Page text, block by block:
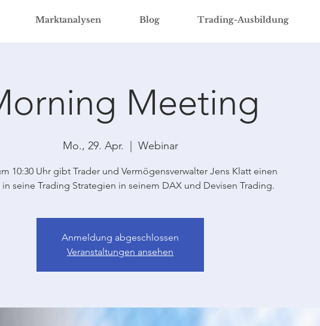
Marktanalysen Blog Trading-Ausbildung
Meeting
Mo., 29. Apr. Webinar
10:30 Uhr gibt Trader und Vermögensverwalter Jens Klatt einen
seine Trading Strategien in seinem DAX und Devisen Trading.
Anmeldung abgeschlossen
Veranstaltungen ansehen